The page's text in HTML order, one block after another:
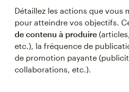
Détaillez les actions que vous
pour atteindre vos objectifs.
de contenu à produire
etc.), la fréquence de
de promotion payante
collaborations, etc.).